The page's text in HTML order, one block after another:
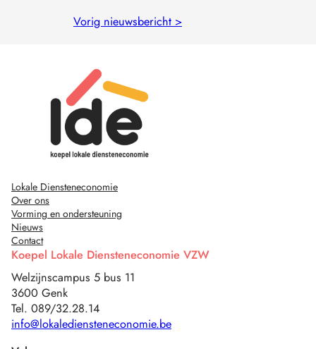
Vorig nieuwsbericht >
Lokale Diensteneconomie
Over ons
Vorming en ondersteuning
Nieuws
Contact
Koepel Lokale Diensteneconomie VZW
Welzijnscampus 5 bus 11
3600 Genk
Tel. 089/32.28.14
info@lokalediensteneconomie.be